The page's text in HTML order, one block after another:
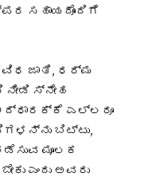
ಸಹಾಯದೊಂದಿಗೆ
ಜಾತಿ, ಧರ್ಮ
ಸ್ನೇಹ
ಎಲ್ಲರೂ
ಬಿಟ್ಟು,
ಮೂಲಕ
ಎಂದು ಅವರು